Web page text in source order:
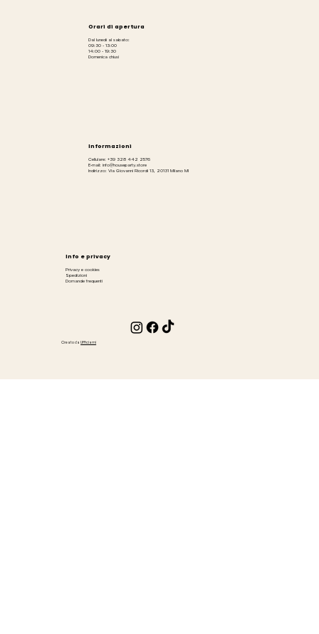
Orari di apertura
Dal lunedì al sabato:
09:30 - 13:00
14:00 - 19:30
Domenica chiusi
Informazioni
Cellulare: +39 328 442 2576
E-mail: info@houseparty.store
Indirizzo: Via Giovanni Ricordi 13, 20131 Milano MI
Info e privacy
Privacy e cookies
Spedizioni
Domande frequenti
Creato da Ufficiami